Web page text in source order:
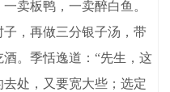
卖板鸭，一卖醉白鱼。
，再做三分银子汤，带
。季恬逸道：“先生，这
处，又要宽大些；选定